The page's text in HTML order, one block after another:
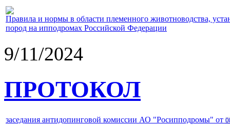
Правила и нормы в области племенного животноводства,
пород на ипподромах Российской Федерации
9/11/2024
ПРОТОКОЛ
заседания антидопинговой комиссии АО "Росипподромы" от